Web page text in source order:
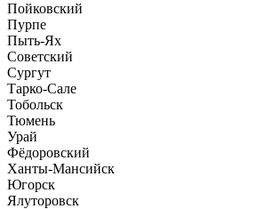
Пойковский
Пурпе
Пыть-Ях
Советский
Сургут
Тарко-Сале
Тобольск
Тюмень
Урай
Фёдоровский
Ханты-Мансийск
Югорск
Ялуторовск